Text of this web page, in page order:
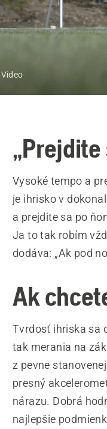
Video
Vysoké tempo a
je ihrisko v
a prejdite sa po
Ja to tak robím
dodáva: „Ak pod
Ak
Tvrdosť ihriska sa
tak merania na
z pevne
presný
nárazu. Dobrá
najlepšie